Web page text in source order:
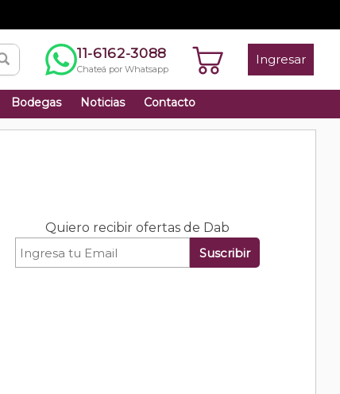
11-6162-3088
Chateá por Whatsapp
Ingresar
Bodegas Noticias Contacto
Quiero recibir ofertas de Dab
Suscribir